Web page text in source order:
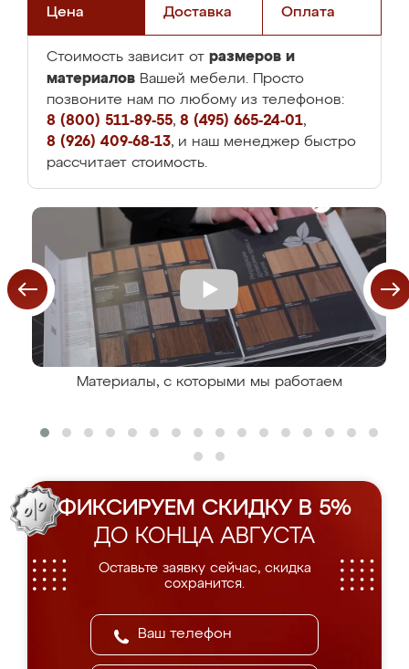
Цена Доставка Оплата
Стоимость зависит от размеров и
материалов Вашей мебели. Просто
позвоните нам по любому из телефонов:
8 (800) 511-89-55, 8 (495) 665-24-01,
8 (926) 409-68-13, и наш менеджер быстро
рассчитает стоимость.
Материалы, с которыми мы работаем
ФИКСИРУЕМ СКИДКУ В 5%
ДО КОНЦА АВГУСТА
Оставьте заявку сейчас, скидка
сохранится.